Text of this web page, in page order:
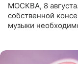
МОСКВА, 8
собственной
музыки